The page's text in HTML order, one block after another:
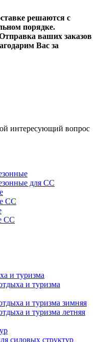
решаются с
порядке.
ваших заказов
Вас за
интересующий вопрос
для СС
СС
СС
и туризма
и туризма
и туризма зимняя
и туризма летняя
силовых структур